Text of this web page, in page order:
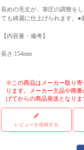
長めの毛丈が、筆圧の調整を
ても綺麗に仕上げられます。●
【内容量・備考】
長さ:154mm
※この商品はメーカー取り寄
ります。メーカー欠品や廃
げてからの商品発送となり
レビューを投稿する